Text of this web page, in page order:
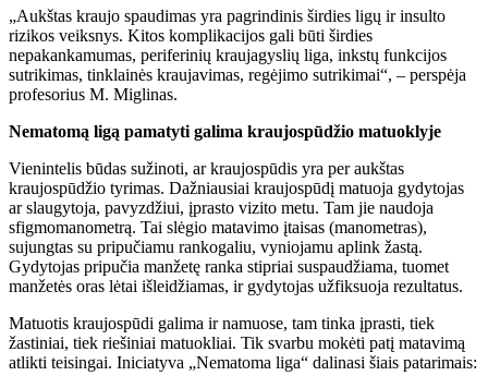
„Aukštas kraujo spaudimas yra pagrindinis širdies ligų ir insulto
rizikos veiksnys. Kitos komplikacijos gali būti širdies
nepakankamumas, periferinių kraujagyslių liga, inkstų funkcijos
sutrikimas, tinklainės kraujavimas, regėjimo sutrikimai“, – perspėja
profesorius M. Miglinas.
Nematomą ligą pamatyti galima kraujospūdžio matuoklyje
Vienintelis būdas sužinoti, ar kraujospūdis yra per aukštas
kraujospūdžio tyrimas. Dažniausiai kraujospūdį matuoja gydytojas
ar slaugytoja, pavyzdžiui, įprasto vizito metu. Tam jie naudoja
sfigmomanometrą. Tai slėgio matavimo įtaisas (manometras),
sujungtas su pripučiamu rankogaliu, vyniojamu aplink žastą.
Gydytojas pripučia manžetę ranka stipriai suspaudžiama, tuomet
manžetės oras lėtai išleidžiamas, ir gydytojas užfiksuoja rezultatus.
Matuotis kraujospūdi galima ir namuose, tam tinka įprasti, tiek
žastiniai, tiek riešiniai matuokliai. Tik svarbu mokėti patį matavimą
atlikti teisingai. Iniciatyva „Nematoma liga“ dalinasi šiais patarimais: